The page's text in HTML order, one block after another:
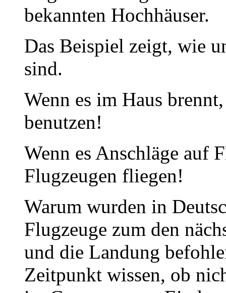
bekannten Hochhäuser.
Das Beispiel zeigt, wie
sind.
Wenn es im Haus
benutzen!
Wenn es Anschläge auf
Flugzeugen fliegen!
Warum wurden in
Flugzeuge zum den
und die Landung
Zeitpunkt wissen, ob